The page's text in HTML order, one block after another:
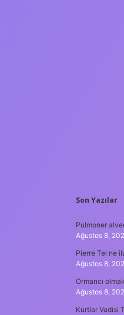
Son Yazılar
Pulmoner
Ağustos 8,
Pierre Tel ne
Ağustos 8,
Ormancı
Ağustos 8,
Kurtlar Vadisi